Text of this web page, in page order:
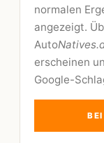
normalen
angezeigt.
Auto
erscheinen
Google-